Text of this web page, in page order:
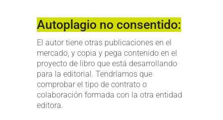
Autoplagio no consentido:
El autor tiene otras publicaciones en el
mercado, y copia y pega contenido en el
proyecto de libro que está desarrollando
para la editorial. Tendríamos que
comprobar el tipo de contrato o
colaboración formada con la otra entidad
editora.